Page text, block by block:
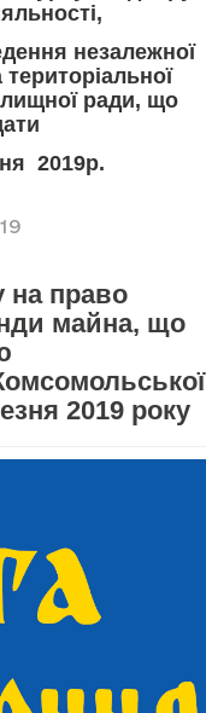
незалежної
ради, що
2019р.
на право
майна, що
2019 року